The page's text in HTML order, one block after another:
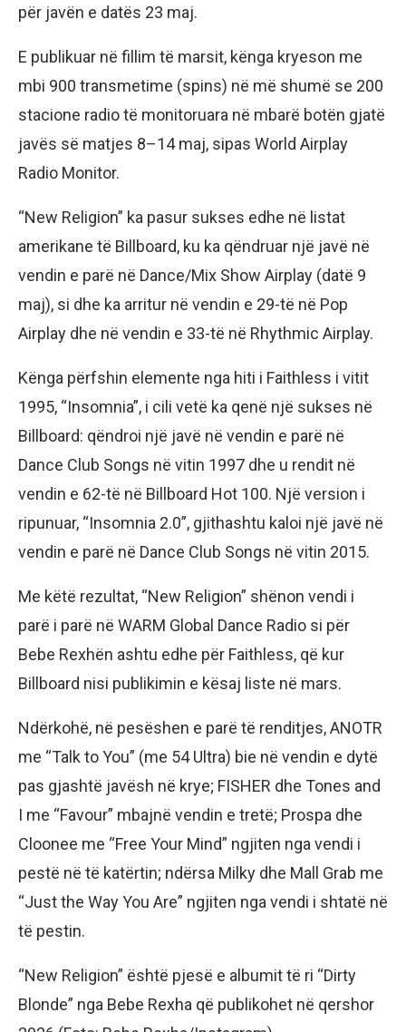
për javën e datës 23 maj.
E publikuar në fillim të marsit, kënga kryeson me
mbi 900 transmetime (spins) në më shumë se 200
stacione radio të monitoruara në mbarë botën gjatë
javës së matjes 8–14 maj, sipas World Airplay
Radio Monitor.
“New Religion” ka pasur sukses edhe në listat
amerikane të Billboard, ku ka qëndruar një javë në
vendin e parë në Dance/Mix Show Airplay (datë 9
maj), si dhe ka arritur në vendin e 29-të në Pop
Airplay dhe në vendin e 33-të në Rhythmic Airplay.
Kënga përfshin elemente nga hiti i Faithless i vitit
1995, “Insomnia”, i cili vetë ka qenë një sukses në
Billboard: qëndroi një javë në vendin e parë në
Dance Club Songs në vitin 1997 dhe u rendit në
vendin e 62-të në Billboard Hot 100. Një version i
ripunuar, “Insomnia 2.0”, gjithashtu kaloi një javë në
vendin e parë në Dance Club Songs në vitin 2015.
Me këtë rezultat, “New Religion” shënon vendi i
parë i parë në WARM Global Dance Radio si për
Bebe Rexhën ashtu edhe për Faithless, që kur
Billboard nisi publikimin e kësaj liste në mars.
Ndërkohë, në pesëshen e parë të renditjes, ANOTR
me “Talk to You” (me 54 Ultra) bie në vendin e dytë
pas gjashtë javësh në krye; FISHER dhe Tones and
I me “Favour” mbajnë vendin e tretë; Prospa dhe
Cloonee me “Free Your Mind” ngjiten nga vendi i
pestë në të katërtin; ndërsa Milky dhe Mall Grab me
“Just the Way You Are” ngjiten nga vendi i shtatë në
të pestin.
“New Religion” është pjesë e albumit të ri “Dirty
Blonde” nga Bebe Rexha që publikohet në qershor